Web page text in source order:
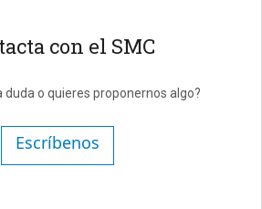
con el SMC
duda o quieres proponernos algo?
Escríbenos